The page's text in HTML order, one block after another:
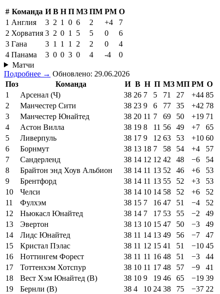
# Команда И В Н П МЗ ПМ РМ О
1 Англия 3 2 1 0 6 2 +4
7
2 Хорватия 3 2 0 1 5 5 0
6
3 Гана 3 1 1 1 2 2 0
4
4 Панама 3 0 0 3 0 4 -4
0
Матчи
Подробнее → Обновлено: 29.06.2026
Поз
Команда И В Н П МЗ МП РМ О
1
Арсенал (Ч) 38 26 7 5 71 27 +44 85
2
Манчестер Сити 38 23 9 6 77 35 +42 78
3
Манчестер Юнайтед 38 20 11 7 69 50 +19 71
4
Астон Вилла 38 19 8 11 56 49 +7
65
5
Ливерпуль 38 17 9 12 63 53 +10 60
6
Борнмут 38 13 18 7 58 54 +4
57
7
Сандерленд 38 14 12 12 42 48 −6
54
8
Брайтон энд Хоув Альбион 38 14 11 13 52 46 +6
53
9
Брентфорд 38 14 11 13 55 52 +3
53
10
Челси 38 14 10 14 58 52 +6
52
11
Фулхэм 38 15 7 16 47 51 −4
52
12
Ньюкасл Юнайтед 38 14 7 17 53 55 −2
49
13
Эвертон 38 13 10 15 47 50 −3
49
14
Лидс Юнайтед 38 11 14 13 49 56 −7
47
15
Кристал Пэлас 38 11 12 15 41 51 −10 45
16
Ноттингем Форест 38 11 11 16 48 51 −3
44
17
Тоттенхэм Хотспур 38 10 11 17 48 57 −9
41
18
Вест Хэм Юнайтед (В) 38 10 9 19 46 65 −19 39
19
Бернли (В) 38 4 10 24 38 75 −37 22